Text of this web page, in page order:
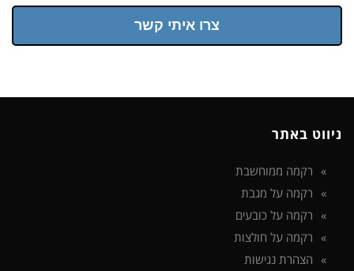
צרו איתי קשר
ניווט באתר
רקמה ממוחשבת
רקמה על מגבת
רקמה על כובעים
רקמה על חולצות
הצהרת נגישות